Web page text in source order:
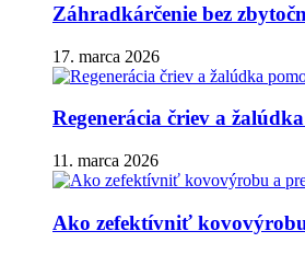
Záhradkárčenie bez
17. marca 2026
Regenerácia čriev a
11. marca 2026
Ako zefektívniť